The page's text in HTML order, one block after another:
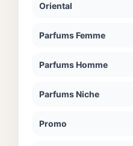
Oriental
Parfums Femme
Parfums Homme
Parfums Niche
Promo